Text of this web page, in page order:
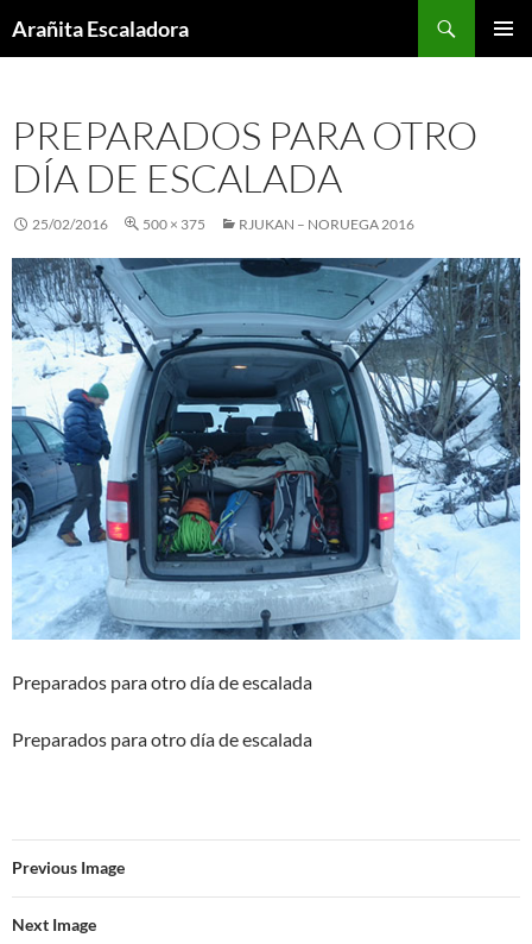
toArañita Escaladora
PREPARADOS PARA OTRO
DÍA DE ESCALADA
25/02/2016 500 × 375 RJUKAN – NORUEGA 2016
Preparados para otro día de escalada
Preparados para otro día de escalada
Previous Image
Next Image